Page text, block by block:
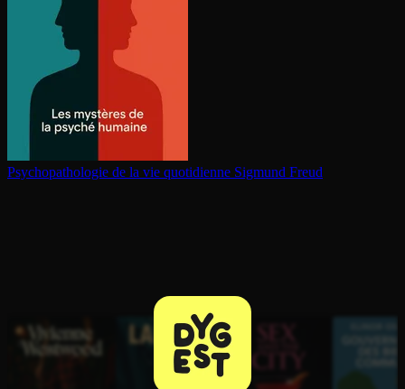
Psy­cho­pa­tho­lo­gie de la vie quotidienne Sigmund Freud